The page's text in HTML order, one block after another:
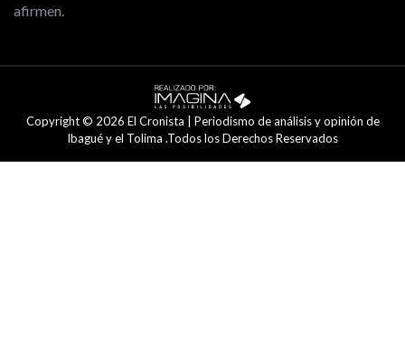
afirmen.
Copyright © 2026 El Cronista | Periodismo de análisis y opinión de
Ibagué y el Tolima .Todos los Derechos Reservados